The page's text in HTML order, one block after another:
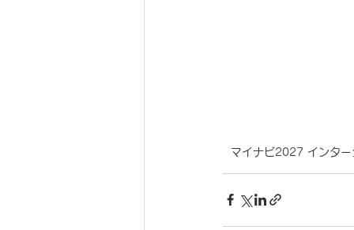
マイナビ2027 インター